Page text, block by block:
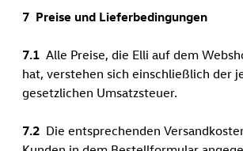
7 Preise und Lieferbedingungen
7.1 Alle Preise, die Elli auf dem
hat, verstehen sich einschließlich der
gesetzlichen Umsatzsteuer.
7.2 Die entsprechenden